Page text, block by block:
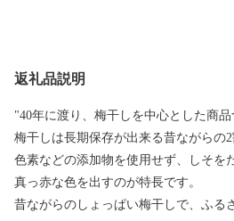
返礼品説明
"40年に渡り、梅干しを中心とした商品
梅干しは長期保存が出来る昔ながらの
色素などの添加物を使用せず、しそを
真っ赤な色を出すのが特長です。
昔ながらのしょっぱい梅干しで、ふる